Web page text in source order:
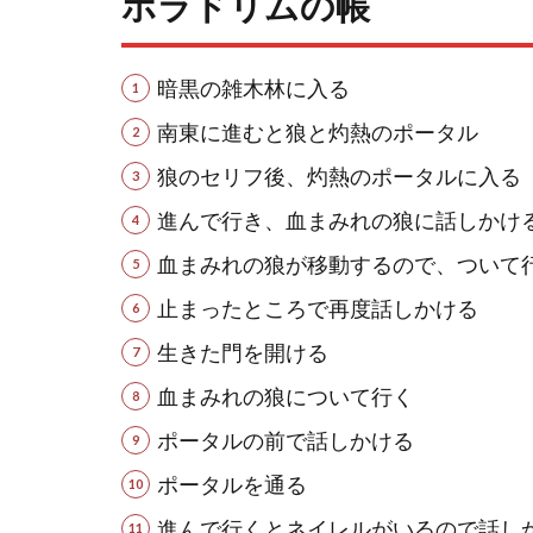
暗黒の雑木林に入る
南東に進むと狼と灼熱のポータル
狼のセリフ後、灼熱のポータルに入る
進んで行き、血まみれの狼に話しかけ
血まみれの狼が移動するので、ついて
止まったところで再度話しかける
生きた門を開ける
血まみれの狼について行く
ポータルの前で話しかける
ポータルを通る